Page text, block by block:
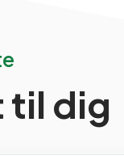
til dig